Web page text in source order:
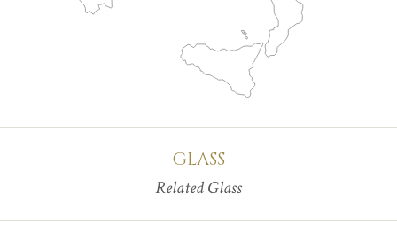
GLASS
Related Glass